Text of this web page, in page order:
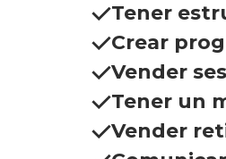
Tener
Crear
Vender
Tener un
Vender